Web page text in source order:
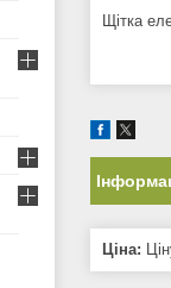
Щітка
Ціна: